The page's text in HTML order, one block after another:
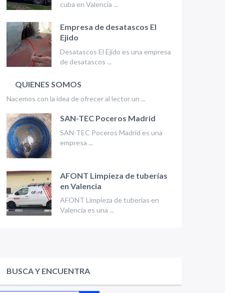
cuba en Valencia ...
Empresa de desatascos El
Ejido
Desatascos El Ejido es una empresa
de desatascos ...
QUIENES SOMOS
Nacemos con la idea de ofrecer al lector un ...
SAN-TEC Poceros Madrid
SAN-TEC Poceros Madrid es una
empresa ...
AFONT Limpieza de tuberías
en Valencia
AFONT Limpieza de tuberías en
Valencia es una ...
BUSCA Y ENCUENTRA